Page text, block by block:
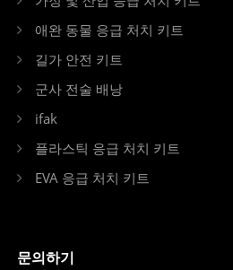
애완 동물 응급 처치 키트
길가 안전 키트
군사 전술 배낭
ifak
플라스틱 응급 처치 키트
EVA 응급 처치 키트
문의하기